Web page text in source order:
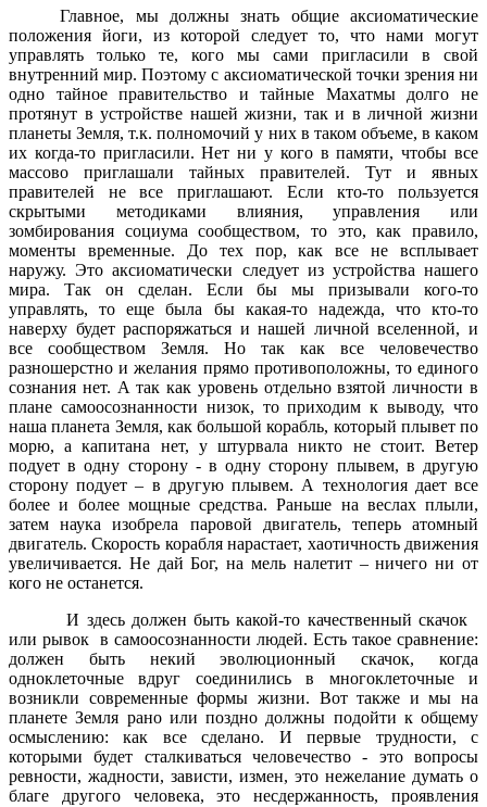
Главное, мы должны знать общие аксиоматические
положения йоги, из которой следует то, что нами могут
управлять только те, кого мы сами пригласили в свой
внутренний мир. Поэтому с аксиоматической точки зрения ни
одно тайное правительство и тайные Махатмы долго не
протянут в устройстве нашей жизни, так и в личной жизни
планеты Земля, т.к. полномочий у них в таком объеме, в каком
их когда-то пригласили. Нет ни у кого в памяти, чтобы все
массово приглашали тайных правителей. Тут и явных
правителей не все приглашают. Если кто-то пользуется
скрытыми методиками влияния, управления или
зомбирования социума сообществом, то это, как правило,
моменты временные. До тех пор, как все не всплывает
наружу. Это аксиоматически следует из устройства нашего
мира. Так он сделан. Если бы мы призывали кого-то
управлять, то еще была бы какая-то надежда, что кто-то
наверху будет распоряжаться и нашей личной вселенной, и
все сообществом Земля. Но так как все человечество
разношерстно и желания прямо противоположны, то единого
сознания нет. А так как уровень отдельно взятой личности в
плане самоосознанности низок, то приходим к выводу, что
наша планета Земля, как большой корабль, который плывет по
морю, а капитана нет, у штурвала никто не стоит. Ветер
подует в одну сторону - в одну сторону плывем, в другую
сторону подует – в другую плывем. А технология дает все
более и более мощные средства. Раньше на веслах плыли,
затем наука изобрела паровой двигатель, теперь атомный
двигатель. Скорость корабля нарастает, хаотичность движения
увеличивается. Не дай Бог, на мель налетит – ничего ни от
кого не останется.
И здесь должен быть какой-то качественный скачок
или рывок в самоосознанности людей. Есть такое сравнение:
должен быть некий эволюционный скачок, когда
одноклеточные вдруг соединились в многоклеточные и
возникли современные формы жизни. Вот также и мы на
планете Земля рано или поздно должны подойти к общему
осмыслению: как все сделано. И первые трудности, с
которыми будет сталкиваться человечество - это вопросы
ревности, жадности, зависти, измен, это нежелание думать о
благе другого человека, это несдержанность, проявления